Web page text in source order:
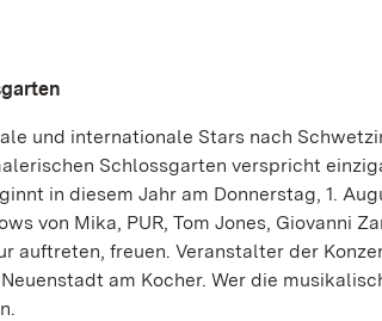
und internationale Stars nach
Schlossgarten verspricht
in diesem Jahr am Donnerstag, 1.
von Mika, PUR, Tom Jones, Giovanni
auftreten, freuen. Veranstalter der
am Kocher. Wer die